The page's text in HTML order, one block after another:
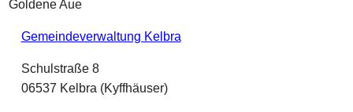
Gemeindeverwaltung Kelbra
Schulstraße 8
06537 Kelbra (Kyffhäuser)